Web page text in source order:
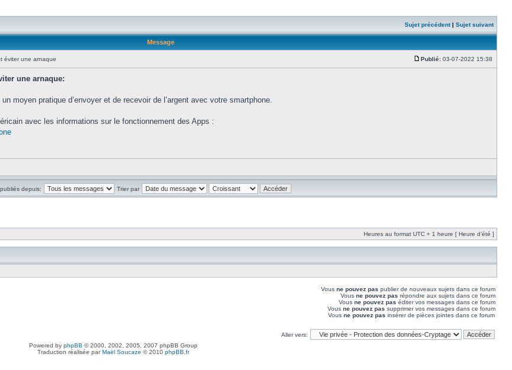
Sujet précédent| Sujet suivant
Message
éviter une arnaque Publié: 03-07-2022 15:38
une arnaque:
moyen pratique d’envoyer et de recevoir de l’argent avec votre smartphone.
avec les informations sur le fonctionnement des Apps :
depuis: Trier par
Heures au format UTC + 1 heure [ Heure d’été ]
Vous ne pouvez pas publier de nouveaux sujets dans ce forum
Vous ne pouvez pas répondre aux sujets dans ce forum
Vous ne pouvez pas éditer vos messages dans ce forum
Vous ne pouvez pas supprimer vos messages dans ce forum
Vous ne pouvez pas insérer de pièces jointes dans ce forum
Aller vers:
Powered by phpBB © 2000, 2002, 2005, 2007 phpBB Group
Traduction réalisée parMaël Soucaze © 2010 phpBB.fr